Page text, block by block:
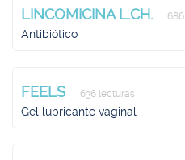
LINCOMICINA L.CH.
Antibiótico
FEELS 636 lecturas
Gel lubricante vaginal